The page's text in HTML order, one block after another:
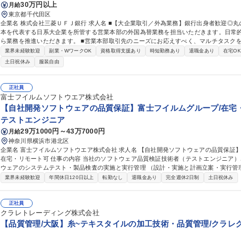
月給30万円以上
東京都千代田区
企業名 株式会社三菱ＵＦＪ銀行 求人名 ■【大企業取引／外為業務】銀行出身者歓迎◎丸の内勤務 仕事の内容 ■日
本を代表する日系大企業を所管する営業本部の外国為替業務を担当いただきます。日常
ら業務を推進いただきます。 ■営業本部取引先のニーズにお応えすべく、マルチタスクをスピーディかつ正確に進
め、安定的かつ高品質な事務提供がミッションです。 ■メール、電話等による顧客応対
なります。 募集職種 ■【大企業取引／外為業務】銀行出身者歓迎◎丸の内勤務
業界未経験歓迎 副業・WワークOK 資格取得支援あり 時短勤務あり 退職金あり 在宅OK
土日祝休み
服装自由
正社員
富士フイルムソフトウエア株式会社
【自社開発ソフトウェアの品質保証】富士フイルムグループ/在宅
テストエンジニア
月給29万1000円～43万7000円
神奈川県横浜市港北区
企業名 富士フイルムソフトウエア株式会社 求人名 【自社開発ソフトウェアの品質保証】富士フイルムグループ/
在宅・リモート可 仕事の内容 当社のソフトウェア品質検証技術者（テストエンジニア）として、当社開発ソフト
ウェアのシステムテスト・製品検査の実施と実行管理 （設計・実施と計画立案・実行管
す。 【業務詳細】品質・効率（ex. テスト自動化）の向上や、今後のCloud/AI/IoT/DevOps時代のテスト・品質保
【自社開発ソフトウェアの品質保証】富士フイルムグループ/在宅・リモート可
業界未経験歓迎 年間休日120日以上 転勤なし 退職金あり 完全週休2日制 土日祝休み
正社員
クラレトレーディング株式会社
【品質管理/大阪】糸~テキスタイルの加工技術・品質管理/クラレ